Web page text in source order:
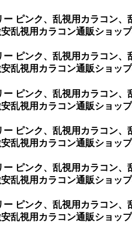
ー ピンク、乱視用カラコン
乱視用カラコン通販ショッ
ー ピンク、乱視用カラコン
乱視用カラコン通販ショッ
ー ピンク、乱視用カラコン
乱視用カラコン通販ショッ
ー ピンク、乱視用カラコン
乱視用カラコン通販ショッ
ー ピンク、乱視用カラコン
乱視用カラコン通販ショッ
ー ピンク、乱視用カラコン
乱視用カラコン通販ショッ